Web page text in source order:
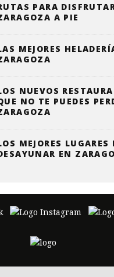
PARA
A PIE
MEJORES
NUEVOS
NO TE PUEDES
MEJORES LUGARES
EN